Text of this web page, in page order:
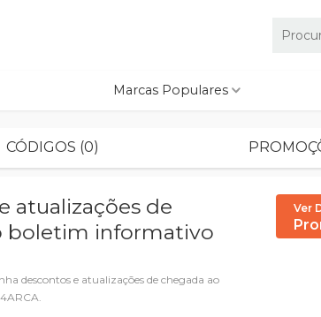
Marcas Populares
CÓDIGOS (0)
atualizações de
boletim informativo
descontos e atualizações de chegada ao
Ver